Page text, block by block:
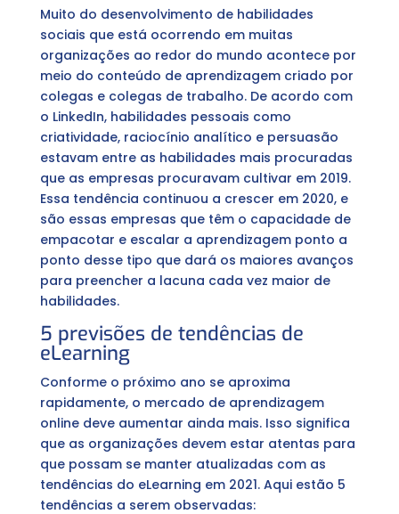
Muito do desenvolvimento de habilidades
sociais que está ocorrendo em muitas
organizações ao redor do mundo acontece por
meio do conteúdo de aprendizagem criado por
colegas e colegas de trabalho. De acordo com
o LinkedIn, habilidades pessoais como
criatividade, raciocínio analítico e persuasão
estavam entre as habilidades mais procuradas
que as empresas procuravam cultivar em 2019.
Essa tendência continuou a crescer em 2020, e
são essas empresas que têm o capacidade de
empacotar e escalar a aprendizagem ponto a
ponto desse tipo que dará os maiores avanços
para preencher a lacuna cada vez maior de
habilidades.
5 previsões de tendências de
eLearning
Conforme o próximo ano se aproxima
rapidamente, o mercado de aprendizagem
online deve aumentar ainda mais. Isso significa
que as organizações devem estar atentas para
que possam se manter atualizadas com as
tendências do eLearning em 2021. Aqui estão 5
tendências a serem observadas: